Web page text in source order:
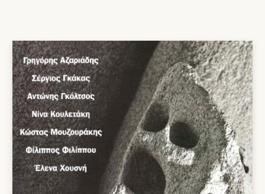
12,00 €.είναι:
10,80 €.